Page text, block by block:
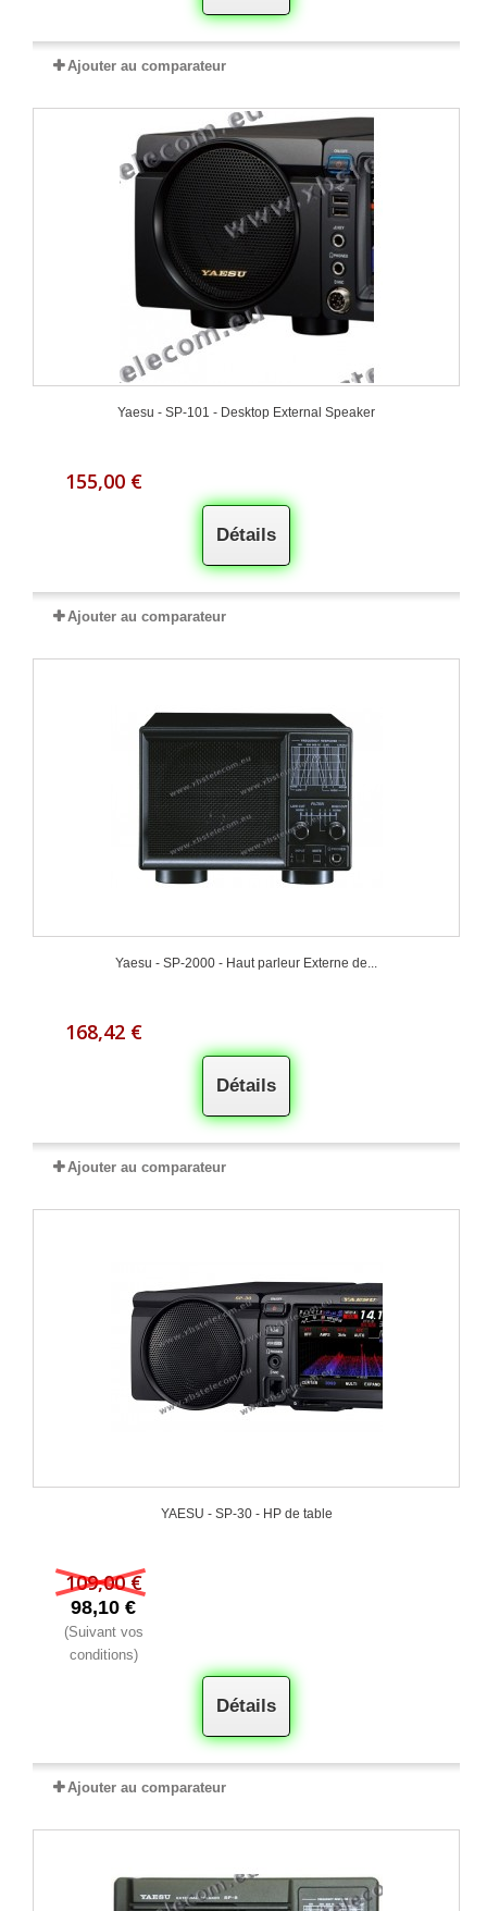
Ajouter au comparateur
Yaesu - SP-101 - Desktop External Speaker
155,00 €
Détails
Ajouter au comparateur
Yaesu - SP-2000 - Haut parleur Externe de...
168,42 €
Détails
Ajouter au comparateur
YAESU - SP-30 - HP de table
109,00 €
98,10 €
(Suivant vos
conditions)
Détails
Ajouter au comparateur